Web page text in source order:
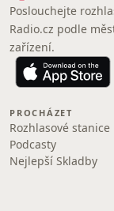
Poslouchejte
Radio.cz podle
zařízení.
PROCHÁZET
Rozhlasové stanice
Podcasty
Nejlepší Skladby